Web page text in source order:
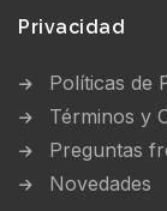
Privacidad
Políticas de
Términos y
Preguntas
Novedades